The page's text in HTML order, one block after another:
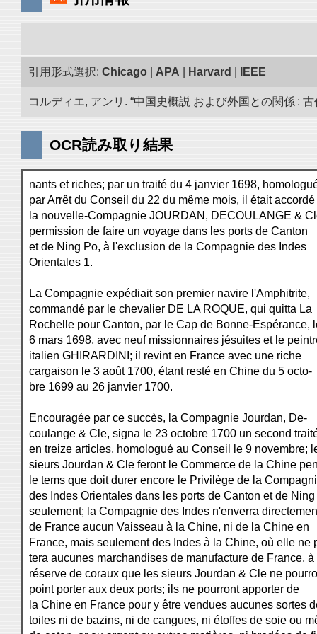
引用形式選択: Chicago APA Harvard IEEE
コルディエ, アンリ. “中国史概説 および外国との関係 :
OCR読み取り結果
nants et riches; par un traité du 4 janvier 1698,
par Arrêt du Conseil du 22 du même mois, il était accordé
la nouvelle-Compagnie JOURDAN, DECOULANGE &
permission de faire un voyage dans les ports de Canton
et de Ning Po, à l'exclusion de la Compagnie des Indes
Orientales 1.
La Compagnie expédiait son premier navire l'Amphitrite,
commandé par le chevalier DE LA ROQUE, qui quitta La
Rochelle pour Canton, par le Cap de Bonne-Espérance,
6 mars 1698, avec neuf missionnaires jésuites et le
italien GHIRARDINI; il revint en France avec une riche
cargaison le 3 août 1700, étant resté en Chine du 5 octo-
bre 1699 au 26 janvier 1700.
Encouragée par ce succès, la Compagnie Jourdan, De-
coulange & Cle, signa le 23 octobre 1700 un second
en treize articles, homologué au Conseil le 9 novembre;
sieurs Jourdan & Cle feront le Commerce de la Chine
le tems que doit durer encore le Privilège de la
des Indes Orientales dans les ports de Canton et de
seulement; la Compagnie des Indes n'enverra
de France aucun Vaisseau à la Chine, ni de la Chine en
France, mais seulement des Indes à la Chine, où elle ne
tera aucunes marchandises de manufacture de France, à
réserve de coraux que les sieurs Jourdan & Cle ne
point porter aux deux ports; ils ne pourront apporter de
la Chine en France pour y être vendues aucunes sortes
toiles ni de bazins, ni de cangues, ni étoffes de soie ou